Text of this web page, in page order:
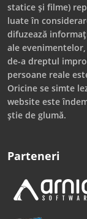
statice și filme)
luate în
difuzează
ale
de-a dreptul
persoane reale
Oricine se simte
website este
știe de glumă.
Parteneri